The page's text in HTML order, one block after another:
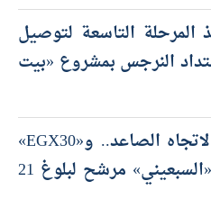
المرحلة التاسعة لتوصيل
النرجس بمشروع «بيت
خبراء: البورصة تواصل الاتجاه الصاعد.. و«EGX30»
يستهدف 56 ألف نقطة و«السبعيني» مرشح لبلوغ 21